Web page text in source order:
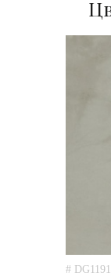
# DG1191